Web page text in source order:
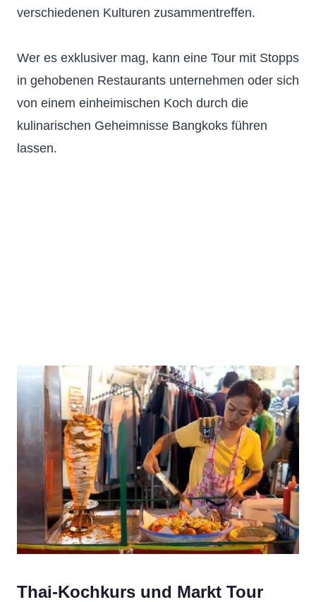
verschiedenen Kulturen zusammentreffen.
Wer es exklusiver mag, kann eine Tour mit Stopps
in gehobenen Restaurants unternehmen oder sich
von einem einheimischen Koch durch die
kulinarischen Geheimnisse Bangkoks führen
lassen.
Thai-Kochkurs und Markt Tour